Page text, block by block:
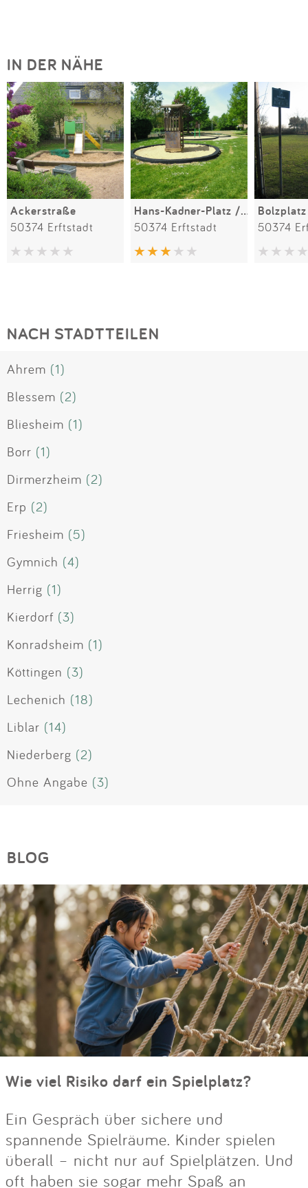
IN DER NÄHE
Ackerstraße
50374 Erftstadt
Hans-Kadner-Platz / Ortsmittelpunkt
50374 Erftstadt 50374
NACH STADTTEILEN
Ahrem (1)
Blessem (2)
Bliesheim (1)
Borr (1)
Dirmerzheim (2)
Erp (2)
Friesheim (5)
Gymnich (4)
Herrig (1)
Kierdorf (3)
Konradsheim (1)
Köttingen (3)
Lechenich (18)
Liblar (14)
Niederberg (2)
Ohne Angabe (3)
BLOG
Wie viel Risiko darf ein Spielplatz?
Ein Gespräch über sichere und
spannende Spielräume. Kinder spielen
überall – nicht nur auf Spielplätzen. Und
oft haben sie sogar mehr Spaß an